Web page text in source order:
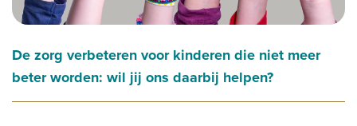
De zorg verbeteren voor kinderen die niet meer
beter worden: wil jij ons daarbij helpen?